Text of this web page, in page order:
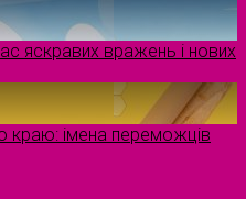
яскравих вражень і нових
краю: імена переможців